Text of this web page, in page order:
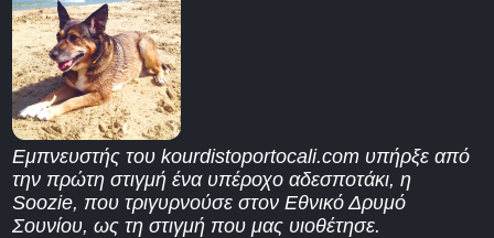
Εμπνευστής του kourdistoportocali.com υπήρξε από
την πρώτη στιγμή ένα υπέροχο αδεσποτάκι, η
Soozie, που τριγυρνούσε στον Εθνικό Δρυμό
Σουνίου, ως τη στιγμή που μας υιοθέτησε.